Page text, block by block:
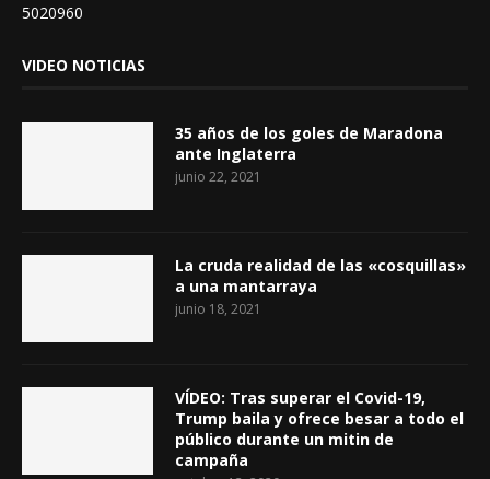
5020960
VIDEO NOTICIAS
35 años de los goles de Maradona
ante Inglaterra
junio 22, 2021
La cruda realidad de las «cosquillas»
a una mantarraya
junio 18, 2021
VÍDEO: Tras superar el Covid-19,
Trump baila y ofrece besar a todo el
público durante un mitin de
campaña